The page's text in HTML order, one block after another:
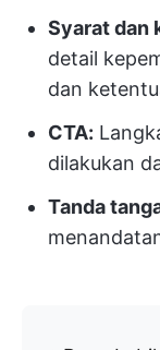
Syarat dan
detail
dan
CTA:
dilakukan
Tanda